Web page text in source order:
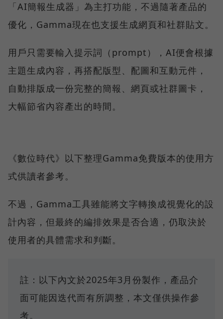
「AI簡報生成器」為主打功能，不過隨著產品的
優化，Gamma現在也支援生成網頁和社群貼文。
用戶只需要輸入提示詞（prompt），AI便會根據
主題生成內容，再搭配版型、配圖和互動元件，
自動排版成一份完整的簡報、網頁或社群圖卡，
大幅節省內容產出的時間。
《數位時代》以下整理Gamma免費版本的使用方
式供讀者參考。
不過，Gamma工具雖能將文字轉換成視覺化的設
計內容，但最終的編排效果是否合適，仍取決於
使用者的具體需求和判斷。
註：以下內文於2025年3月份製作，產品介
面可能因迭代而有所調整，本文僅供操作參
考。